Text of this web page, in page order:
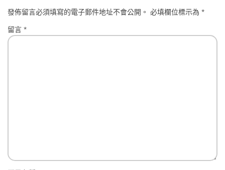
發佈留言必須填寫的電子郵件地址不會公開。 必填欄位標示為*
留言*